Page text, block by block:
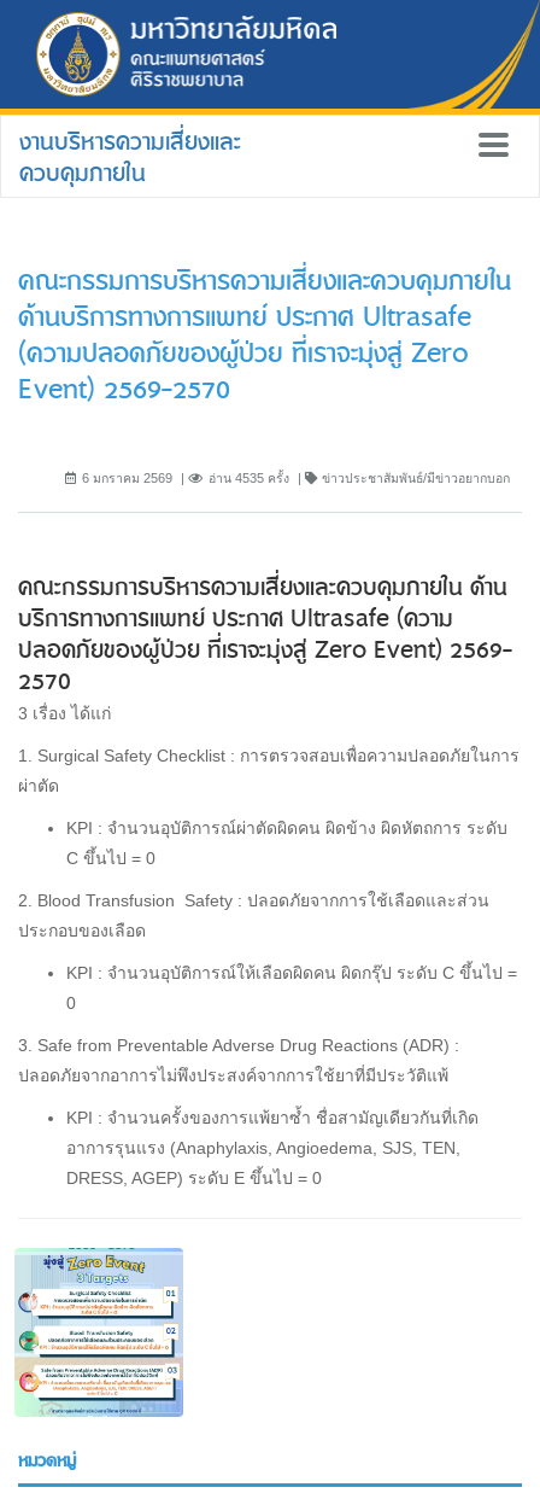
งานบริหารความเสี่ยงและ
ควบคุมภายใน
คณะกรรมการบริหารความเสี่ยงและควบคุมภายใน
ด้านบริการทางการแพทย์ ประกาศ Ultrasafe
(ความปลอดภัยของผู้ป่วย ที่เราจะมุ่งสู่ Zero
Event) 2569-2570
6 มกราคม 2569 อ่าน 4535 ครั้ง ข่าวประชาสัมพันธ์/มีข่าวอยากบอก
คณะกรรมการบริหารความเสี่ยงและควบคุมภายใน ด้าน
บริการทางการแพทย์ ประกาศ Ultrasafe (ความ
ปลอดภัยของผู้ป่วย ที่เราจะมุ่งสู่ Zero Event) 2569-
2570
3 เรื่อง ได้แก่
1. Surgical Safety Checklist : การตรวจสอบเพื่อความปลอดภัยในการ
ผ่าตัด
KPI : จำนวนอุบัติการณ์ผ่าตัดผิดคน ผิดข้าง ผิดหัตถการ ระดับ
C ขึ้นไป = 0
2. Blood Transfusion Safety : ปลอดภัยจากการใช้เลือดและส่วน
ประกอบของเลือด
KPI : จำนวนอุบัติการณ์ให้เลือดผิดคน ผิดกรุ๊ป ระดับ C ขึ้นไป =
0
3. Safe from Preventable Adverse Drug Reactions (ADR) :
ปลอดภัยจากอาการไม่พึงประสงค์จากการใช้ยาที่มีประวัติแพ้
KPI : จำนวนครั้งของการแพ้ยาซ้ำ ชื่อสามัญเดียวกันที่เกิด
อาการรุนแรง (Anaphylaxis, Angioedema, SJS, TEN,
DRESS, AGEP) ระดับ E ขึ้นไป = 0
หมวดหมู่